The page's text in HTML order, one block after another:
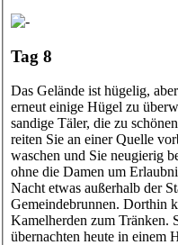
Tag 8
Das Gelände ist hügelig,
erneut einige Hügel zu
sandige Täler, die zu
reiten Sie an einer Quelle
waschen und Sie neugierig
ohne die Damen um
Nacht etwas außerhalb der
Gemeindebrunnen. Dorthin
Kamelherden zum Tränken.
übernachten heute in einem